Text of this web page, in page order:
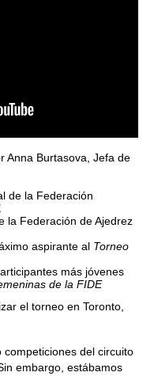
Anna Burtasova, Jefa de
de la Federación
la Federación de Ajedrez
aspirante al Torneo
más jóvenes
de la FIDE
el torneo en Toronto,
del circuito
embargo, estábamos